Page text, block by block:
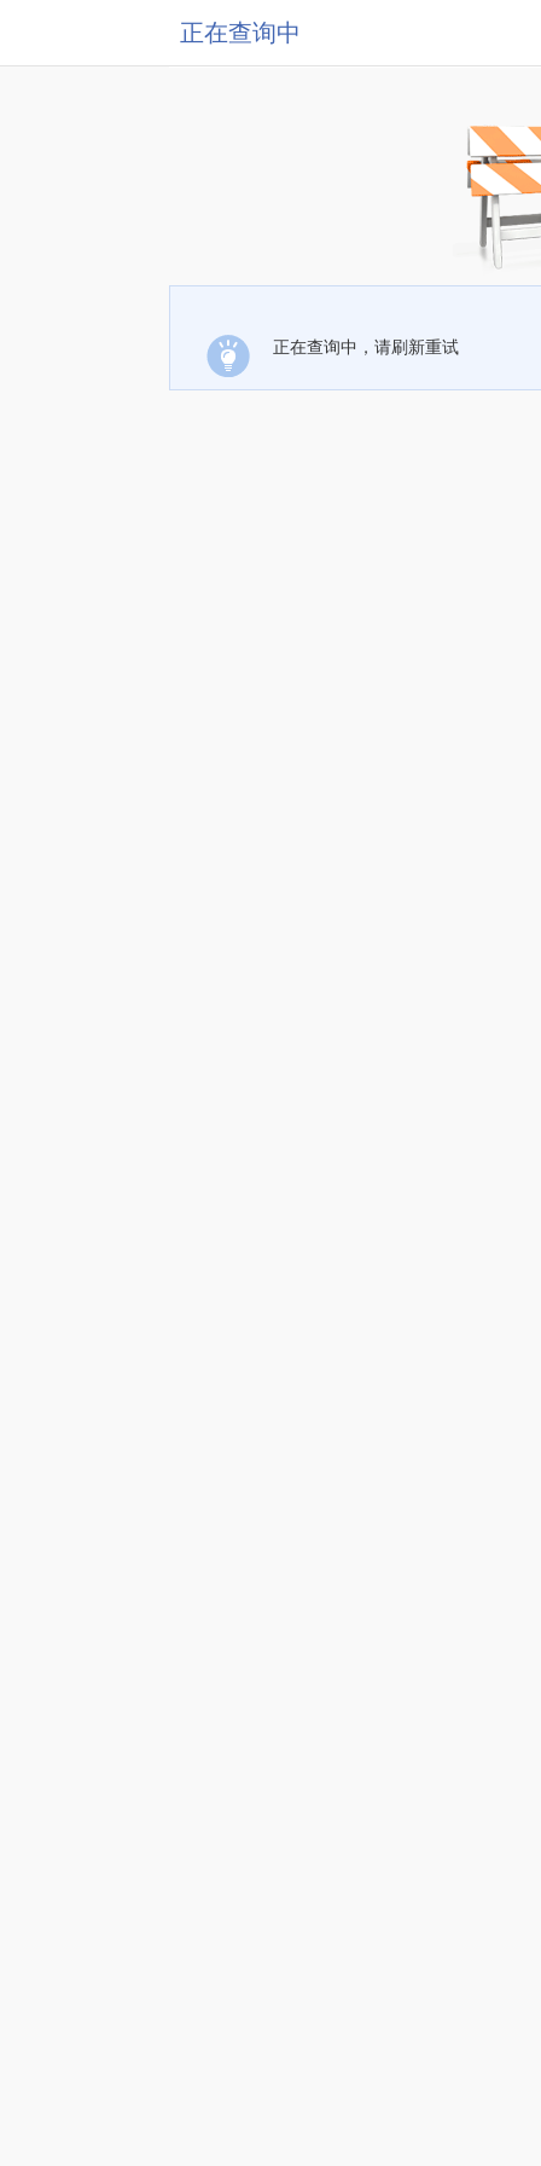
正在查询中
正在查询中，请刷新重试